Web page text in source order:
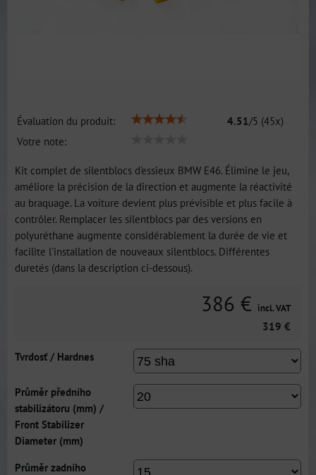
Évaluation du produit: 4.51/5 (45x)
Votre note:
Kit complet de silentblocs d'essieux BMW E46. Élimine le jeu,
améliore la précision de la direction et augmente la réactivité
au braquage. La voiture devient plus prévisible et plus facile à
contrôler. Remplacer les silentblocs par des versions en
polyuréthane augmente considérablement la durée de vie et
facilite l'installation de nouveaux silentblocs. Différentes
duretés (dans la description ci-dessous).
386 € incl. VAT
319 €
Tvrdosť / Hardnes
Průměr předního
stabilizátoru (mm) /
Front Stabilizer
Diameter (mm)
Průměr zadního